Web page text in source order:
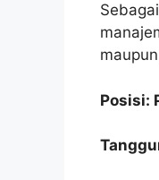
Posisi: